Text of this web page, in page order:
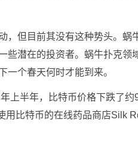
，但目前其没有这种势头。蜗
些潜在的投资者。蜗牛扑克领
一个春天何时才能到来。
上半年，比特币价格下跌了约
比特币的在线药品商店Silk